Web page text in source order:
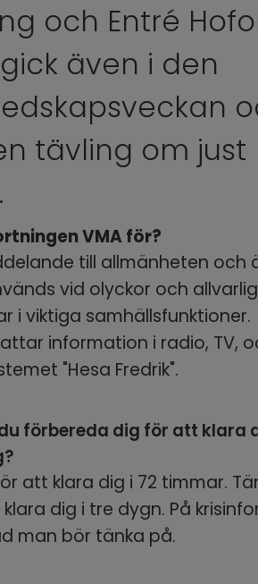
och Entré
även i den
tävling om just
VMA för?
till allmänheten och
vid olyckor och
i viktiga samhällsfunktioner.
information i radio, TV,
"Hesa Fredrik".
förbereda dig för att klara
att klara dig i 72 timmar.
dig i tre dygn. På
man bör tänka på.